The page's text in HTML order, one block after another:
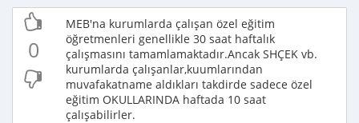
0
MEB'na kurumlarda çalışan özel eğitim
öğretmenleri genellikle 30 saat haftalık
çalışmasını tamamlamaktadır.Ancak SHÇEK vb.
kurumlarda çalışanlar,kuumlarından
muvafakatname aldıkları takdirde sadece özel
eğitim OKULLARINDA haftada 10 saat
çalışabilirler.